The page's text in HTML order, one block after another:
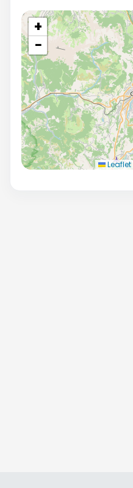
+
−
Leaflet